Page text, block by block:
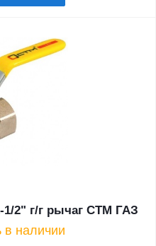
2" г/г рычаг CTM ГАЗ
в наличии